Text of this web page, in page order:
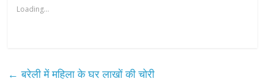
Loading...
← बरेली में महिला के घर लाखों की चोरी